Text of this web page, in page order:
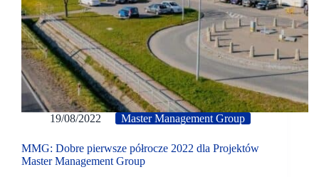
19/08/2022 Master Management Group
MMG: Dobre pierwsze półrocze 2022 dla Projektów
Master Management Group